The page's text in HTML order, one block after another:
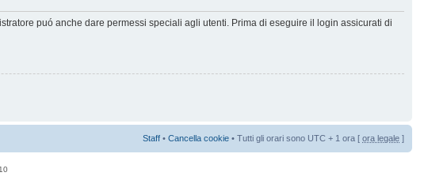
puó anche dare permessi speciali agli utenti. Prima di eseguire il login assicurati di
Staff • Cancella cookie • Tutti gli orari sono UTC + 1 ora [ ora legale ]